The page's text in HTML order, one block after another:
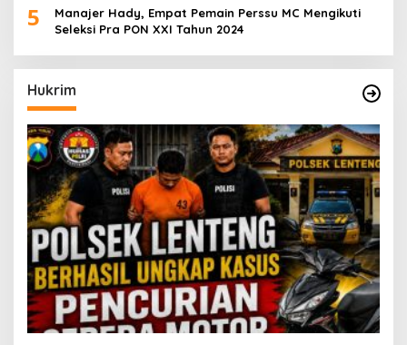
5
Manajer Hady, Empat Pemain Perssu MC Mengikuti
Seleksi Pra PON XXI Tahun 2024
Hukrim